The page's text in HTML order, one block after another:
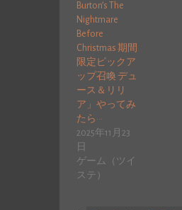
Burton’s The
Nightmare
Before
Christmas 期間
限定ピックア
ップ召喚 デュ
ース＆リリ
ア」やってみ
たら···
2025年11月23
日
ゲーム（ツイ
ステ）